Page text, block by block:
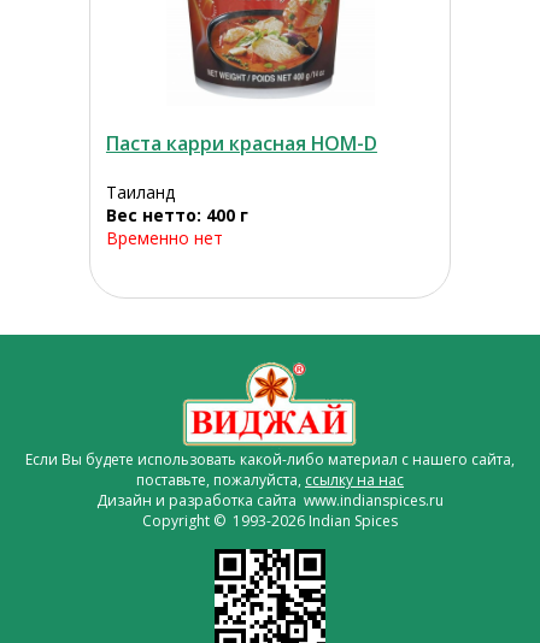
Паста карри красная HOM-D
Таиланд
Вес нетто: 400 г
Временно нет
Если Вы будете использовать какой-либо материал с нашего сайта,
поставьте, пожалуйста, ссылку на нас
Дизайн и разработка сайта www.indianspices.ru
Copyright © 1993-2026 Indian Spices